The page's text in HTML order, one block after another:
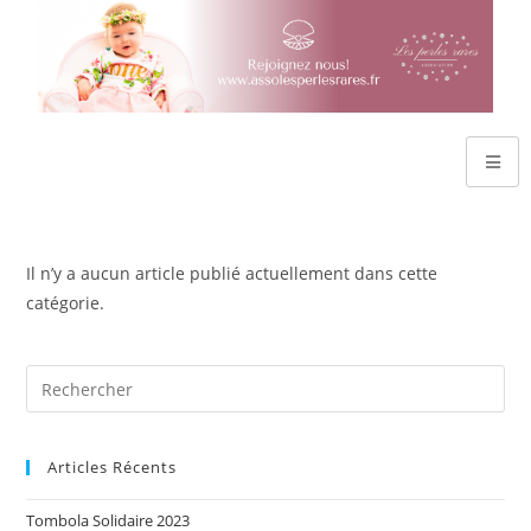
Il n’y a aucun article publié actuellement dans cette
catégorie.
Articles Récents
Tombola Solidaire 2023